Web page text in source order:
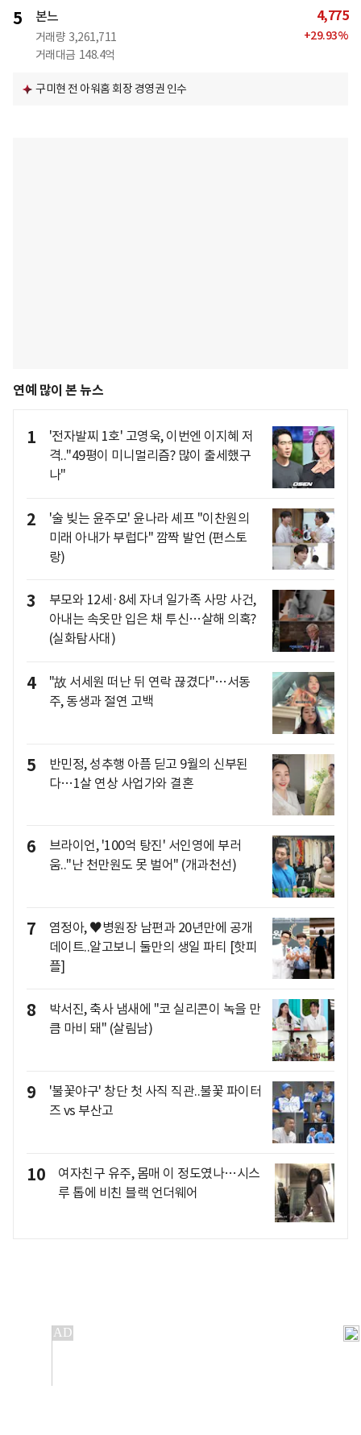
5 본느
거래량 3,261,711
거래대금 148.4억
4,775
+29.93%
구미현 전 아워홈 회장 경영권 인수
연예 많이 본 뉴스
1
'전자발찌 1호' 고영욱, 이번엔 이지혜 저
격.."49평이 미니멀리즘? 많이 출세했구
나"
2
'술 빚는 윤주모' 윤나라 셰프 "이찬원의
미래 아내가 부럽다" 깜짝 발언 (편스토
랑)
3
부모와 12세·8세 자녀 일가족 사망 사건,
아내는 속옷만 입은 채 투신…살해 의혹?
(실화탐사대)
4
"故 서세원 떠난 뒤 연락 끊겼다"…서동
주, 동생과 절연 고백
5
반민정, 성추행 아픔 딛고 9월의 신부된
다…1살 연상 사업가와 결혼
6
브라이언, '100억 탕진' 서인영에 부러
움.."난 천만원도 못 벌어" (개과천선)
7
염정아, ♥병원장 남편과 20년만에 공개
데이트..알고보니 둘만의 생일 파티 [핫피
플]
8
박서진, 축사 냄새에 "코 실리콘이 녹을 만
큼 마비 돼" (살림남)
9
'불꽃야구' 창단 첫 사직 직관..불꽃 파이터
즈 vs 부산고
10
여자친구 유주, 몸매 이 정도였나…시스
루 톱에 비친 블랙 언더웨어